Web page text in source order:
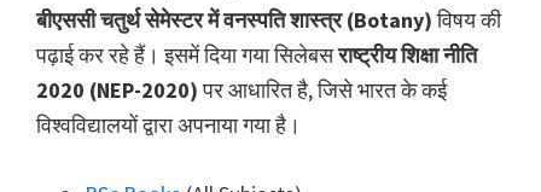
बीएससी चतुर्थ सेमेस्टर में वनस्पति शास्त्र (Botany)विषय की
पढ़ाई कर रहे हैं। इसमें दिया गया सिलेबसराष्ट्रीय शिक्षा नीति
2020 (NEP-2020)पर आधारित है, जिसे भारत के कई
विश्वविद्यालयों द्वारा अपनाया गया है।